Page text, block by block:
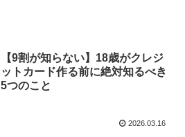
【9割が知らない】18歳がクレジ
ットカード作る前に絶対知るべき
5つのこと
2026.03.16